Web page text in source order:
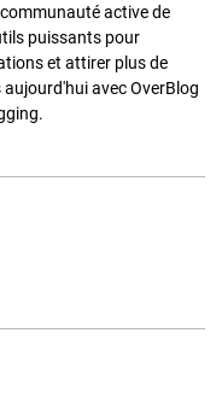
active de
puissants pour
et attirer plus de
avec OverBlog